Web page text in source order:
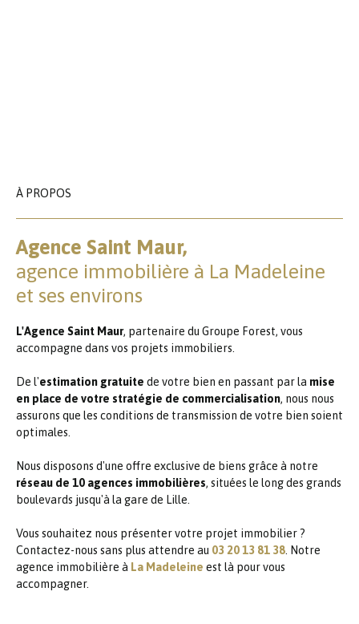
À PROPOS
Agence Saint Maur,
agence immobilière à La Madeleine
et ses environs
L'Agence Saint Maur, partenaire du Groupe Forest, vous
accompagne dans vos projets immobiliers.
De l'estimation gratuite de votre bien en passant par la mise
en place de votre stratégie de commercialisation, nous nous
assurons que les conditions de transmission de votre bien soient
optimales.
Nous disposons d'une offre exclusive de biens grâce à notre
réseau de 10 agences immobilières, situées le long des grands
boulevards jusqu'à la gare de Lille.
Vous souhaitez nous présenter votre projet immobilier ?
Contactez-nous sans plus attendre au 03 20 13 81 38 . Notre
agence immobilière à La Madeleine est là pour vous
accompagner.